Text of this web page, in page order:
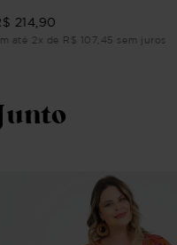
214,90
até 2x de R$ 107,45 sem juros